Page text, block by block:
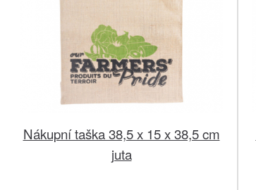
Nákupní taška 38,5 x 15 x 38,5 cm
juta